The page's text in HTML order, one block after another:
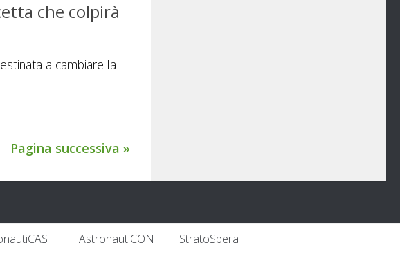
che colpirà
a cambiare la
Pagina successiva »
AstronautiCON StratoSpera